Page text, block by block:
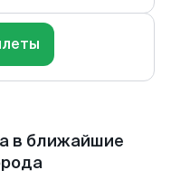
в ближайшие